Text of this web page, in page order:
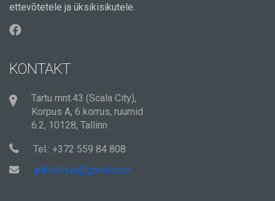
ettevõtetele ja üksikisikutele.
KONTAKT
Tartu mnt.43 (Scala City),
Korpus A, 6 korrus, ruumid
6.2, 10128, Tallinn
Tel.: +372 559 84 808
arikoolitus@gmail.com